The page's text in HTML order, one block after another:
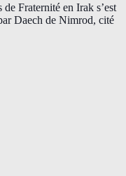
Fraternité en Irak s’est
Daech de Nimrod, cité